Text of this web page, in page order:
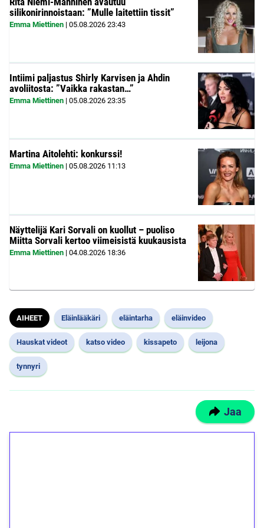
silikonirinnoistaan: ”Mulle laitettiin tissit”
Emma Miettinen | 05.08.2026 23:43
Intiimi paljastus Shirly Karvisen ja Ahdin
avoliitosta: ”Vaikka rakastan…”
Emma Miettinen | 05.08.2026 23:35
Martina Aitolehti: konkurssi!
Emma Miettinen | 05.08.2026 11:13
Näyttelijä Kari Sorvali on kuollut – puoliso
Miitta Sorvali kertoo viimeisistä kuukausista
Emma Miettinen | 04.08.2026 18:36
AIHEET Eläinlääkäri eläintarha eläinvideo
Hauskat videot katso video kissapeto leijona
tynnyri
Jaa